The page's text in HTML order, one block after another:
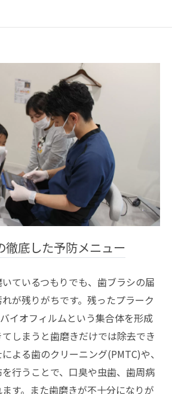
徹底した予防メニュー
ているつもりでも、歯ブラシの届
が残りがちです。残ったプラーク
イオフィルムという集合体を形成
しまうと歯磨きだけでは除去でき
よる歯のクリーニング(PMTC)や、
行うことで、口臭や虫歯、歯周病
す。また歯磨きが不十分になりが